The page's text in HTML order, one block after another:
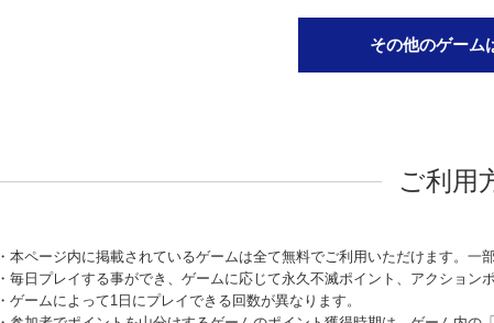
その他のゲーム
ご利用
・本ページ内に掲載されているゲームは全て無料でご利用いただけます。一
・毎日プレイする事ができ、ゲームに応じて永久不滅ポイント、アクション
・ゲームによって1日にプレイできる回数が異なります。